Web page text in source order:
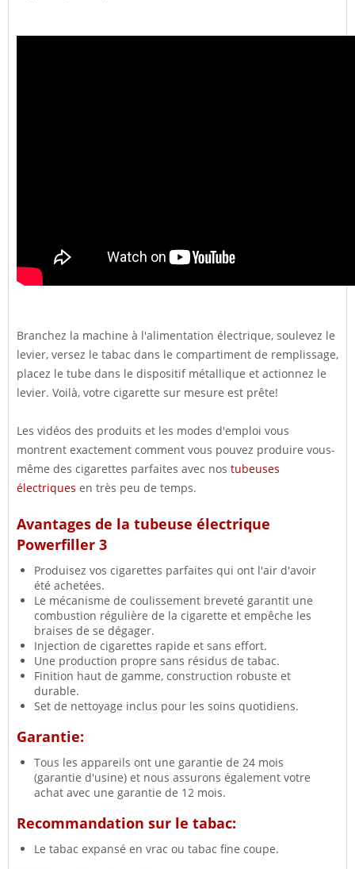
Branchez la machine à l'alimentation électrique, soulevez le
levier, versez le tabac dans le compartiment de remplissage,
placez le tube dans le dispositif métallique et actionnez le
levier. Voilà, votre cigarette sur mesure est prête!
Les vidéos des produits et les modes d'emploi vous
montrent exactement comment vous pouvez produire vous-
même des cigarettes parfaites avec nos tubeuses
électriques en très peu de temps.
Avantages de la tubeuse électrique
Powerfiller 3
Produisez vos cigarettes parfaites qui ont l'air d'avoir
été achetées.
Le mécanisme de coulissement breveté garantit une
combustion régulière de la cigarette et empêche les
braises de se dégager.
Injection de cigarettes rapide et sans effort.
Une production propre sans résidus de tabac.
Finition haut de gamme, construction robuste et
durable.
Set de nettoyage inclus pour les soins quotidiens.
Garantie:
Tous les appareils ont une garantie de 24 mois
(garantie d'usine) et nous assurons également votre
achat avec une garantie de 12 mois.
Recommandation sur le tabac:
Le tabac expansé en vrac ou tabac fine coupe.